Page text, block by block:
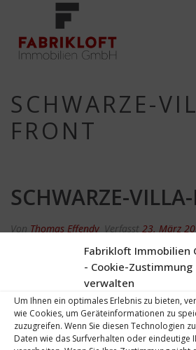
Fabrikloft Immobilien
- Cookie-Zustimmung
verwalten
Um Ihnen ein optimales Erlebnis zu bieten,
wie Cookies, um Geräteinformationen zu
zuzugreifen. Wenn Sie diesen Technologien
Daten wie das Surfverhalten oder eindeutige
SCHWARZE-
FRONT
SCHWARZE-
Von Thomas Effendy Verfasst 23. März